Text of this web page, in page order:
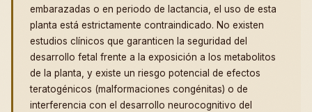
embarazadas o en periodo de lactancia, el uso de esta
planta está estrictamente contraindicado. No existen
estudios clínicos que garanticen la seguridad del
desarrollo fetal frente a la exposición a los metabolitos
de la planta, y existe un riesgo potencial de efectos
teratogénicos (malformaciones congénitas) o de
interferencia con el desarrollo neurocognitivo del